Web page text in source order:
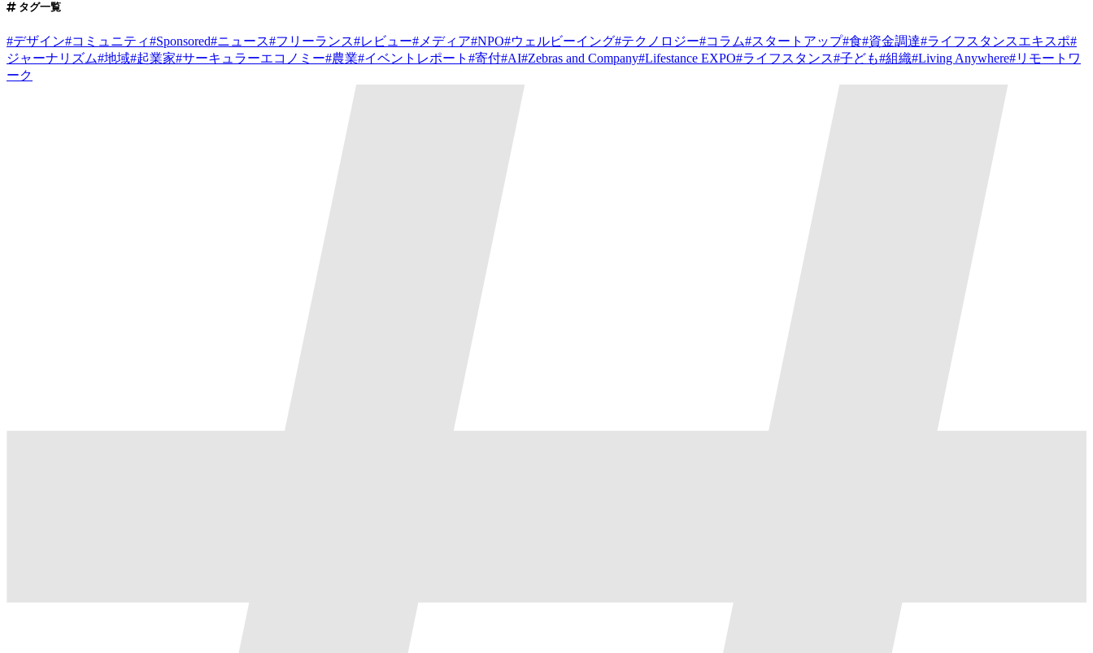
タグ一覧
#デザイン#コミュニティ#Sponsored#ニュース#フリーランス#レビュー# メディア#NPO#ウェルビーイング#テクノロジー#コラム#スタートアップ#食#資金調達#ライフスタンスエキスポ#
ジャーナリズム#地域#起業家#サーキュラーエコノミー#農業#イベントレポート #寄付#AI#Zebras and Company#Lifestance EXPO#ライフスタンス#子ども#組織#Living Anywhere#リモートワ
ーク